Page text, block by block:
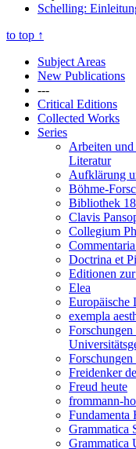
Schelling:
to top ↑
Subject Areas
New Publications
---
Critical Editions
Collected Works
Series
Arbeiten
Literatur
Aufklärung
Böhme-
Bibliothek
Clavis
Collegium
Doctrina et
Editionen
Elea
Europäische
exempla
Freidenker
Freud heute
frommann-
Fundamenta
Grammatica
Grammatica